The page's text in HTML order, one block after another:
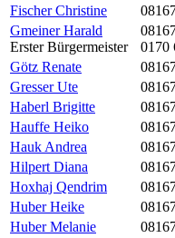
Fischer Christine
Gmeiner Harald
Erster Bürgermeister
0170
Götz Renate
Gresser Ute
Haberl Brigitte
Hauffe Heiko
Hauk Andrea
Hilpert Diana
Hoxhaj Qendrim
Huber Heike
Huber Melanie